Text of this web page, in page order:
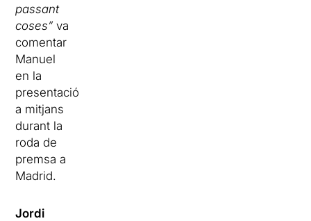
passant
coses”va
comentar
Manuel
en la
presentació
a mitjans
durant la
roda de
premsa a
Madrid.
Jordi